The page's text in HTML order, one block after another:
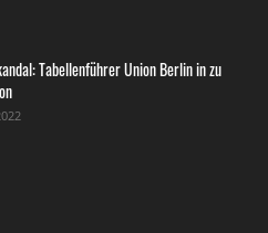
Tabellenführer Union Berlin in zu